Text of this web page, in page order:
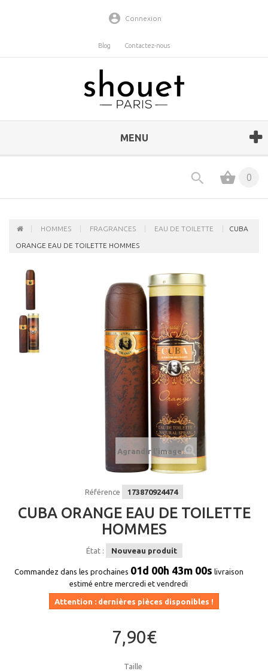
Connexion
Blog Contactez-nous
MENU
0
HOMMES FRAGRANCES EAU DE TOILETTE CUBA
ORANGE EAU DE TOILETTE HOMMES
Agrandir l'image
Référence 173870924474
CUBA ORANGE EAU DE TOILETTE
HOMMES
État : Nouveau produit
Commandez dans les prochaines 01d 00h 42m 59s livraison
estimé entre mercredi et vendredi
Attention : dernières pièces disponibles !
7,90€
Taille